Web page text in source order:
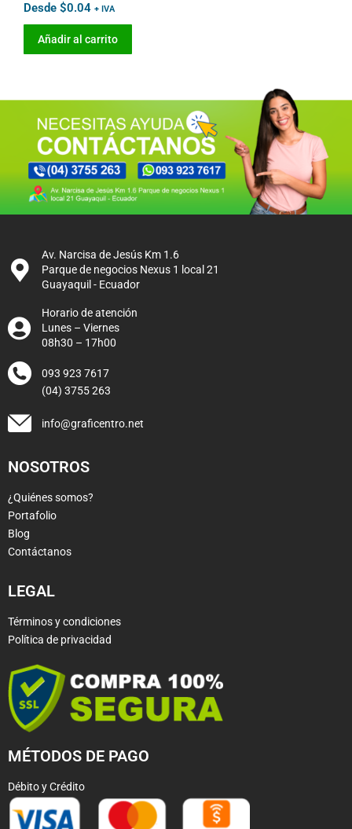
Desde $0.04 + IVA
Añadir al carrito
Av. Narcisa de Jesús Km 1.6
Parque de negocios Nexus 1 local 21
Guayaquil - Ecuador
Horario de atención
Lunes – Viernes
08h30 – 17h00
093 923 7617
(04) 3755 263
info@graficentro.net
NOSOTROS
¿Quiénes somos?
Portafolio
Blog
Contáctanos
LEGAL
Términos y condiciones
Política de privacidad
MÉTODOS DE PAGO
Débito y Crédito